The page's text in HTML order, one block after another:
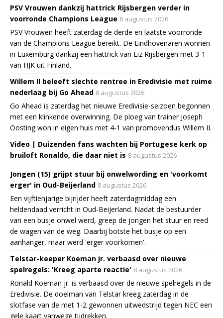
PSV Vrouwen dankzij hattrick Rijsbergen verder in
voorronde Champions League 8 augustus 2026
PSV Vrouwen heeft zaterdag de derde en laatste voorronde
van de Champions League bereikt. De Eindhovenaren wonnen
in Luxemburg dankzij een hattrick van Liz Rijsbergen met 3-1
van HJK uit Finland.
Willem II beleeft slechte rentree in Eredivisie met ruime
nederlaag bij Go Ahead 8 augustus 2026
Go Ahead is zaterdag het nieuwe Eredivisie-seizoen begonnen
met een klinkende overwinning. De ploeg van trainer Joseph
Oosting won in eigen huis met 4-1 van promovendus Willem II.
Video | Duizenden fans wachten bij Portugese kerk op
bruiloft Ronaldo, die daar niet is 8 augustus 2026
Jongen (15) grijpt stuur bij onwelwording en 'voorkomt
erger' in Oud-Beijerland 8 augustus 2026
Een vijftienjarige bijrijder heeft zaterdagmiddag een
heldendaad verricht in Oud-Beijerland. Nadat de bestuurder
van een busje onwel werd, greep de jongen het stuur en reed
de wagen van de weg. Daarbij botste het busje op een
aanhanger, maar werd 'erger voorkomen'.
Telstar-keeper Koeman jr. verbaasd over nieuwe
spelregels: 'Kreeg aparte reactie' 8 augustus 2026
Ronald Koeman jr. is verbaasd over de nieuwe spelregels in de
Eredivisie. De doelman van Telstar kreeg zaterdag in de
slotfase van de met 1-2 gewonnen uitwedstrijd tegen NEC een
gele kaart vanwege tijdrekken.